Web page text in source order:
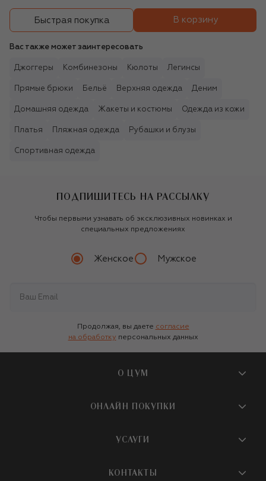
Быстрая покупка В корзину
Вас также может заинтересовать
Джоггеры Комбинезоны Кюлоты Легинсы
Прямые брюки Бельё Верхняя одежда Деним
Домашняя одежда Жакеты и костюмы Одежда из кожи
Платья Пляжная одежда Рубашки и блузы
Спортивная одежда
ПОДПИШИТЕСЬ НА РАССЫЛКУ
Чтобы первыми узнавать об эксклюзивных новинках и
специальных предложениях
Женское Мужское
Продолжая, вы даете согласие
на обработку персональных данных
О ЦУМ
О магазине
Бутики и ПВЗ ЦУМ
ОНЛАЙН ПОКУПКИ
Доставка
УСЛУГИ
КОНТАКТЫ